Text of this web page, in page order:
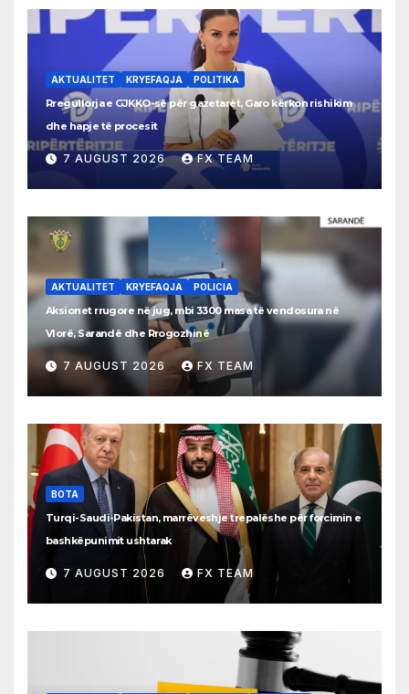
AKTUALITET KRYEFAQJA POLITIKA
Rregullorja e GJKKO-së për gazetarët, Garo kërkon rishikim
dhe hapje të procesit
7 AUGUST 2026 FX TEAM
AKTUALITET KRYEFAQJA POLICIA
Aksionet rrugore në jug, mbi 3300 masa të vendosura në
Vlorë, Sarandë dhe Rrogozhinë
7 AUGUST 2026 FX TEAM
BOTA
Turqi-Saudi-Pakistan, marrëveshje trepalëshe për forcimin e
bashkëpunimit ushtarak
7 AUGUST 2026 FX TEAM